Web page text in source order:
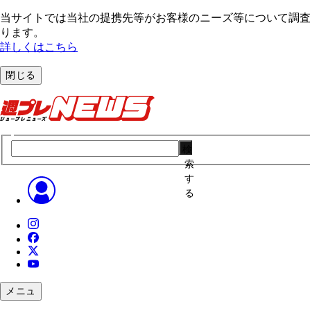
当サイトでは当社の提携先等がお客様のニーズ等について調
ります。
詳しくはこちら
閉じる
索
す
る
メニュ